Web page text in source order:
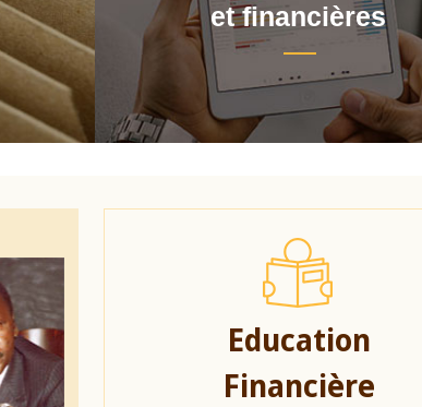
et financières
Education
Financière